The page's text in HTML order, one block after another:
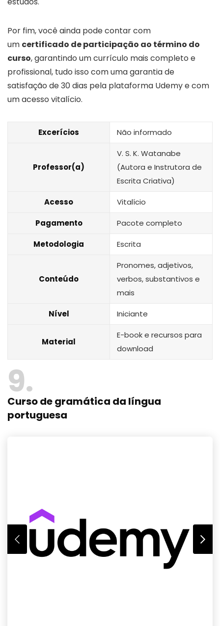
Por fim, você ainda pode contar com
um certificado de participação ao término do
curso, garantindo um currículo mais completo e
profissional, tudo isso com uma garantia de
satisfação de 30 dias pela plataforma Udemy e com
um acesso vitalício.
Excerícios Não informado
Professor(a)
V. S. K. Watanabe
(Autora e Instrutora de
Escrita Criativa)
Acesso Vitalício
Pagamento Pacote completo
Metodologia Escrita
Conteúdo
Pronomes, adjetivos,
verbos, substantivos e
mais
Nível Iniciante
Material
E-book e recursos para
download
9
Curso de gramática da língua
portuguesa